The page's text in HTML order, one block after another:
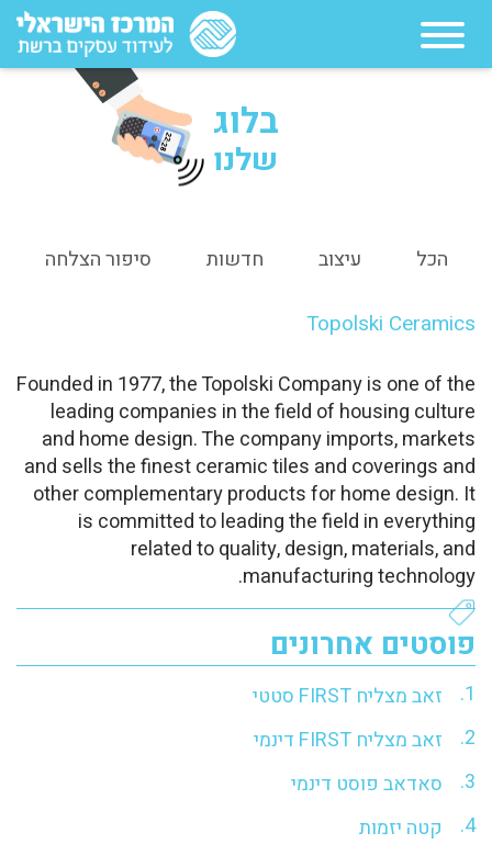
22:28 בלוג
שלנו
הכל עיצוב חדשות סיפור הצלחה
Topolski Ceramics
Founded in 1977, the Topolski Company is one of the
leading companies in the field of housing culture
and home design. The company imports, markets
and sells the finest ceramic tiles and coverings and
other complementary products for home design. It
is committed to leading the field in everything
related to quality, design, materials, and
manufacturing technology.
פוסטים אחרונים
זאב מצליח FIRST סטטי
זאב מצליח FIRST דינמי
סאדאב פוסט דינמי
קטה יזמות